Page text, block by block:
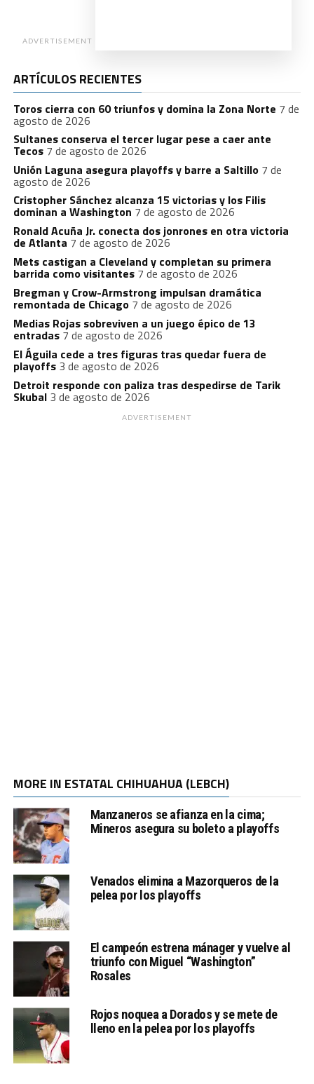
ADVERTISEMENT
ARTÍCULOS RECIENTES
Toros cierra con 60 triunfos y domina la Zona Norte 7 de
agosto de 2026
Sultanes conserva el tercer lugar pese a caer ante
Tecos 7 de agosto de 2026
Unión Laguna asegura playoffs y barre a Saltillo 7 de
agosto de 2026
Cristopher Sánchez alcanza 15 victorias y los Filis
dominan a Washington 7 de agosto de 2026
Ronald Acuña Jr. conecta dos jonrones en otra victoria
de Atlanta 7 de agosto de 2026
Mets castigan a Cleveland y completan su primera
barrida como visitantes 7 de agosto de 2026
Bregman y Crow-Armstrong impulsan dramática
remontada de Chicago 7 de agosto de 2026
Medias Rojas sobreviven a un juego épico de 13
entradas 7 de agosto de 2026
El Águila cede a tres figuras tras quedar fuera de
playoffs 3 de agosto de 2026
Detroit responde con paliza tras despedirse de Tarik
Skubal 3 de agosto de 2026
ADVERTISEMENT
MORE IN ESTATAL CHIHUAHUA (LEBCH)
Manzaneros se afianza en la cima;
Mineros asegura su boleto a playoffs
Venados elimina a Mazorqueros de la
pelea por los playoffs
El campeón estrena mánager y vuelve al
triunfo con Miguel “Washington”
Rosales
Rojos noquea a Dorados y se mete de
lleno en la pelea por los playoffs